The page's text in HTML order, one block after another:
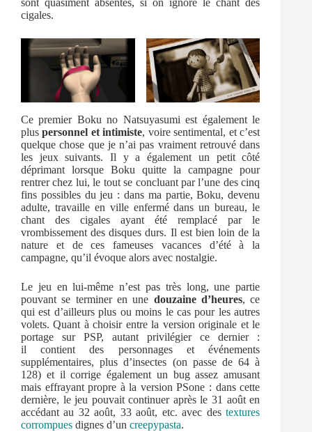
cigales.
Ce premier Boku no Natsuyasumi est également le
pluspersonnel et intimiste, voire sentimental, et c’est
quelque chose que je n’ai pas vraiment retrouvé dans
les jeux suivants. Il y a également un petit côté
déprimant lorsque Boku quitte la campagne pour
rentrer chez lui, le tout se concluant par l’une des cinq
fins possibles du jeu : dans ma partie, Boku, devenu
adulte, travaille en ville enfermé dans un bureau, le
chant des cigales ayant été remplacé par le
vrombissement des disques durs. Il est bien loin de la
nature et de ces fameuses vacances d’été à la
campagne, qu’il évoque alors avec nostalgie.
Le jeu en lui-même n’est pas très long, une partie
pouvant se terminer en une douzaine d’heures, ce
qui est d’ailleurs plus ou moins le cas pour les autres
volets. Quant à choisir entre la version originale et le
portage sur PSP, autant privilégier ce dernier :
il contient des personnages et événements
supplémentaires, plus d’insectes (on passe de 64 à
128) et il corrige également un bug assez amusant
mais effrayant propre à la version PSone : dans cette
dernière, le jeu pouvait continuer après le 31 août en
accédant au 32 août, 33 août, etc. avec destextures
corrompues dignes d’un creepypasta.